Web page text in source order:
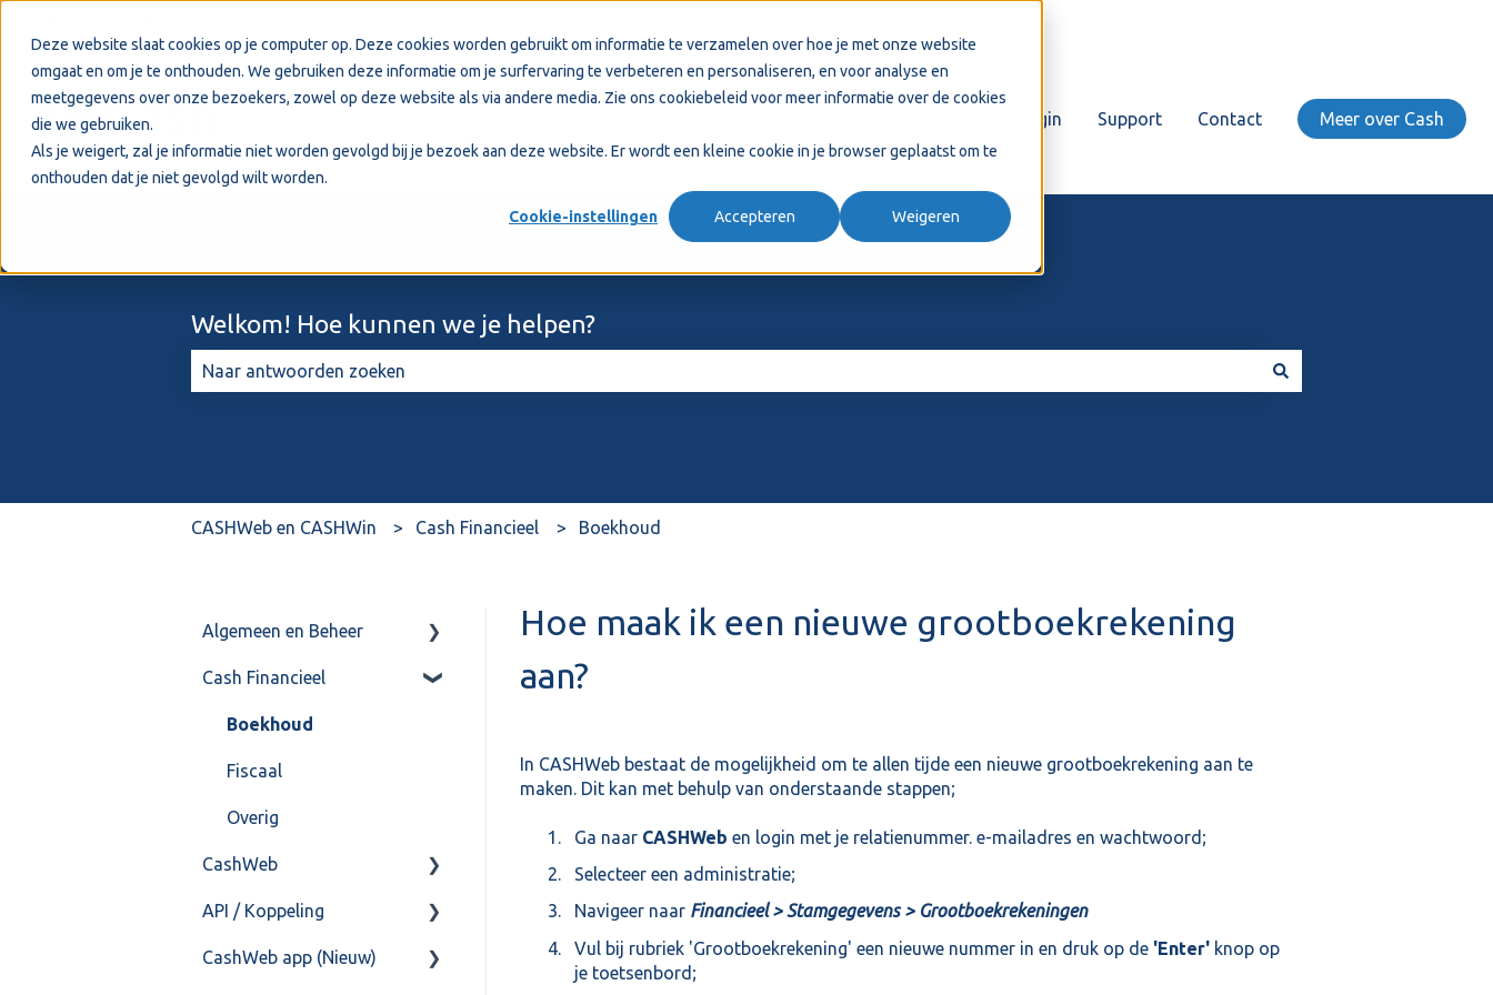
Deze website slaat cookies op je computer op. Deze cookies worden gebruikt om informatie te verzamelen over hoe je met onze website
omgaat en om je te onthouden. We gebruiken deze informatie om je surfervaring te verbeteren en personaliseren, en voor analyse en
meetgegevens over onze bezoekers, zowel op deze website als via andere media. Zie ons cookiebeleid voor meer informatie over de cookies
die we gebruiken.
Als je weigert, zal je informatie niet worden gevolgd bij je bezoek aan deze website. Er wordt een kleine cookie in je browser geplaatst om te
onthouden dat je niet gevolgd wilt worden.
Cookie-instellingen Accepteren Weigeren
Login Support Contact Meer over Cash
Welkom! Hoe kunnen we je helpen?
CASHWeb en CASHWin Cash Financieel Boekhoud
Hoe maak ik een nieuwe grootboekrekening
aan?
In CASHWeb bestaat de mogelijkheid om te allen tijde een nieuwe grootboekrekening aan te
maken. Dit kan met behulp van onderstaande stappen;
Ga naar CASHWeb en login met je relatienummer. e-mailadres en wachtwoord;
Selecteer een administratie;
Navigeer naar Financieel > Stamgegevens > Grootboekrekeningen
Vul bij rubriek 'Grootboekrekening' een nieuwe nummer in en druk op de 'Enter'knop op
je toetsenbord;
Algemeen en Beheer
Bank(koppeling)
Import/Export
Postbus
Training & Consultancy
Overig
Cash Financieel
Boekhoud
Fiscaal
Overig
CashWeb
CashHero Layout
Mailen vanuit CASHWeb
API / Koppeling
Algemeen
CashWeb app (Nieuw)